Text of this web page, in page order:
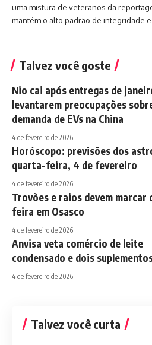
uma mistura de veteranos da
mantém o alto padrão de integridade
Talvez você goste
Nio cai após entregas de
levantarem preocupações
demanda de EVs na China
4 de fevereiro de 2026
Horóscopo: previsões dos
quarta-feira, 4 de fevereiro
4 de fevereiro de 2026
Trovões e raios devem marcar
feira em Osasco
4 de fevereiro de 2026
Anvisa veta comércio de leite
condensado e dois
4 de fevereiro de 2026
Talvez você curta